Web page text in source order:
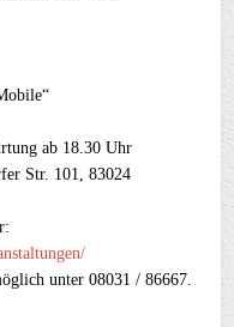
ab 18.30 Uhr
Str. 101, 83024
unter 08031 / 86667.